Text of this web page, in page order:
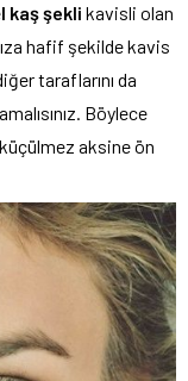
l kaş şekli kavisli olan
hafif şekilde kavis
taraflarını da
Böylece
aksine ön